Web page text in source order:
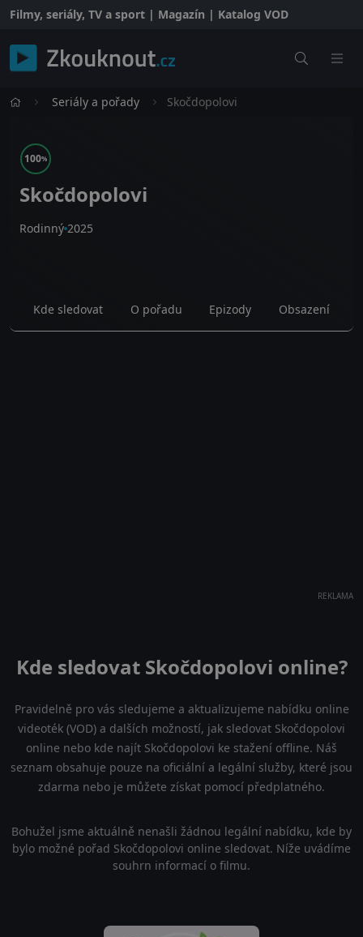
Filmy, seriály, TV a sport | Magazín | Katalog VOD
Seriály a pořady Skočdopolovi
100%
Skočdopolovi
Rodinný 2025
Kde sledovat O pořadu Epizody Obsazení
REKLAMA
Kde sledovat Skočdopolovi online?
Pravidelně pro vás sledujeme a aktualizujeme nabídku online
videoték (VOD) a dalších možností, jak sledovat Skočdopolovi
online nebo kde najít Skočdopolovi ke stažení offline. Náš
seznam obsahuje pouze na oficiální a legální služby, které jsou
zdarma nebo je můžete získat pomocí předplatného.
Bohužel jsme aktuálně nenašli žádnou legální nabídku, kde by
bylo možné pořad Skočdopolovi online sledovat. Níže uvádíme
souhrn informací o filmu.